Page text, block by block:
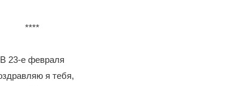
****
В 23-е февраля
я тебя,